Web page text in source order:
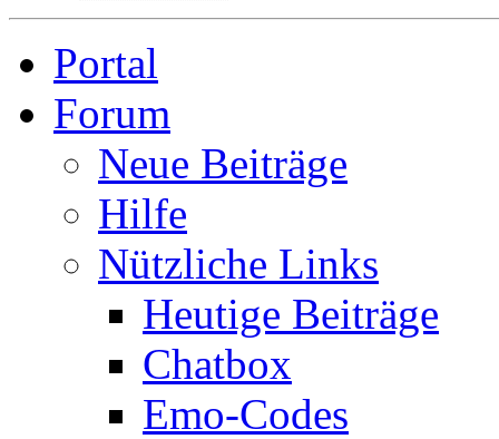
Portal
Forum
Neue Beiträge
Hilfe
Nützliche Links
Heutige Beiträge
Chatbox
Emo-Codes